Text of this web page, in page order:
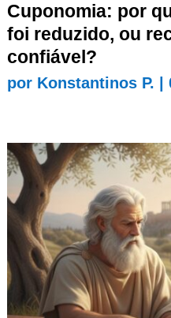
Cuponomia: por
foi reduzido, ou
confiável?
por Konstantinos P.